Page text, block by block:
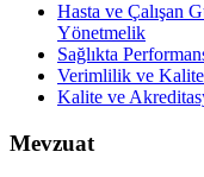
Hasta ve Çalışan
Yönetmelik
Sağlıkta
Verimlilik ve Kalite
Kalite ve
Mevzuat